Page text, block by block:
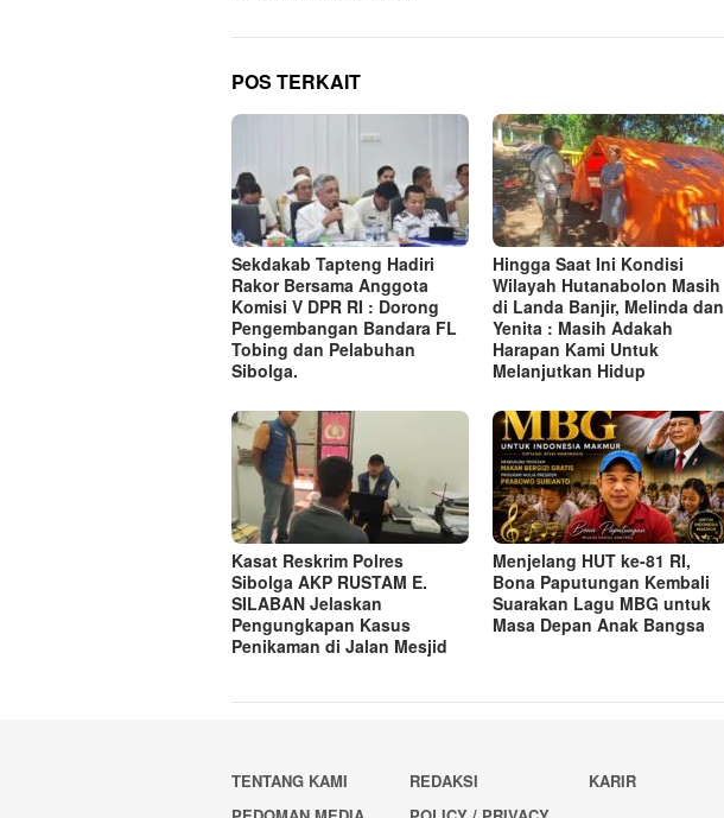
POS TERKAIT
Sekdakab Tapteng Hadiri
Rakor Bersama Anggota
Komisi V DPR RI : Dorong
Pengembangan Bandara FL
Tobing dan Pelabuhan
Sibolga.
Hingga Saat Ini Kondisi
Wilayah Hutanabolon Masih
di Landa Banjir, Melinda dan
Yenita : Masih Adakah
Harapan Kami Untuk
Melanjutkan Hidup
Kasat Reskrim Polres
Sibolga AKP RUSTAM E.
SILABAN Jelaskan
Pengungkapan Kasus
Penikaman di Jalan Mesjid
Menjelang HUT ke-81 RI,
Bona Paputungan Kembali
Suarakan Lagu MBG untuk
Masa Depan Anak Bangsa
TENTANG KAMI REDAKSI
KARIR